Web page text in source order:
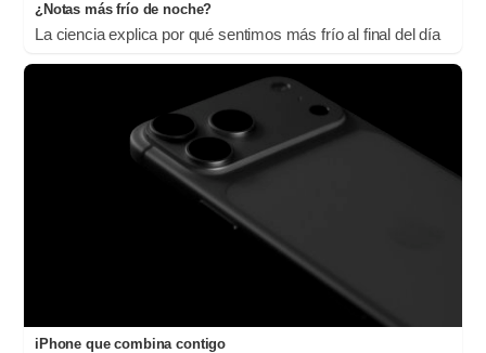
¿Notas más frío de noche?
La ciencia explica por qué sentimos más frío al final del día
iPhone que combina contigo